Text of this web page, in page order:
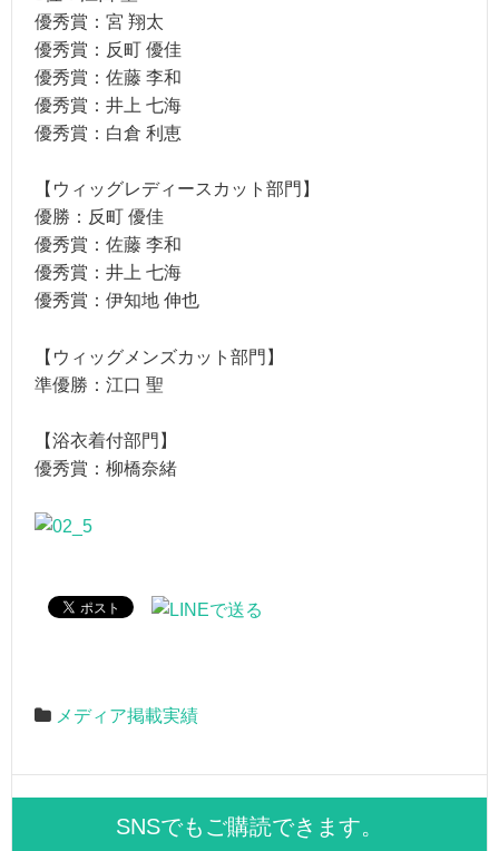
優秀賞：宮 翔太
優秀賞：反町 優佳
優秀賞：佐藤 李和
優秀賞：井上 七海
優秀賞：白倉 利恵
【ウィッグレディースカット部門】
優勝：反町 優佳
優秀賞：佐藤 李和
優秀賞：井上 七海
優秀賞：伊知地 伸也
【ウィッグメンズカット部門】
準優勝：江口 聖
【浴衣着付部門】
優秀賞：柳橋奈緒
メディア掲載実績
SNSでもご購読できます。